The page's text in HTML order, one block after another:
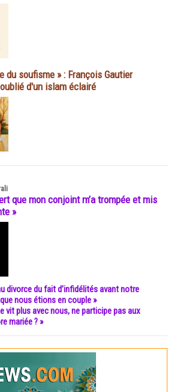
du soufisme » : François Gautier
d'un islam éclairé
que mon conjoint m’a trompée et mis
»
divorce du fait d’infidélités avant notre
nous étions en couple »
vit plus avec nous, ne participe pas aux
mariée ? »